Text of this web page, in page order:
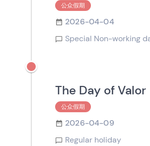
公众假期
2026-04-04
Special Non-working
The Day of Valor
公众假期
2026-04-09
Regular holiday